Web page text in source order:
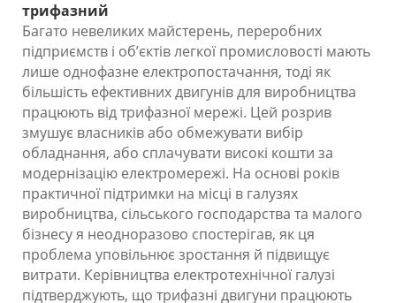
трифазний
Багато невеликих майстерень, переробних
підприємств і об’єктів легкої промисловості мають
лише однофазне електропостачання, тоді як
більшість ефективних двигунів для виробництва
працюють від трифазної мережі. Цей розрив
змушує власників або обмежувати вибір
обладнання, або сплачувати високі кошти за
модернізацію електромережі. На основі років
практичної підтримки на місці в галузях
виробництва, сільського господарства та малого
бізнесу я неодноразово спостерігав, як ця
проблема уповільнює зростання й підвищує
витрати. Керівництва електротехнічної галузі
підтверджують, що трифазні двигуни працюють